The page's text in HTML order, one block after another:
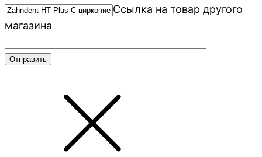
Ссылка на товар другого
магазина